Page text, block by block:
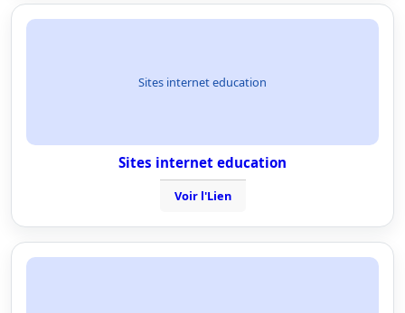
Sites internet education
Sites internet education
Voir l'Lien